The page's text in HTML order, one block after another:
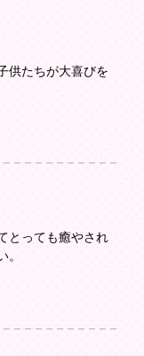
供たちが大喜びを
とっても癒やされ
。